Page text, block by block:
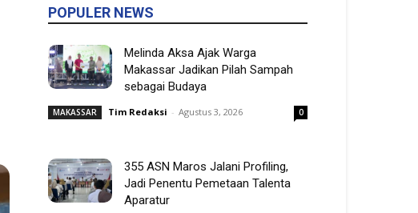
POPULER NEWS
Melinda Aksa Ajak Warga
Makassar Jadikan Pilah Sampah
sebagai Budaya
MAKASSAR Tim Redaksi - Agustus 3, 2026 0
355 ASN Maros Jalani Profiling,
Jadi Penentu Pemetaan Talenta
Aparatur